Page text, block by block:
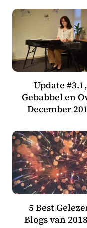
Update #3.1,
Gebabbel en
December
5 Best
Blogs van